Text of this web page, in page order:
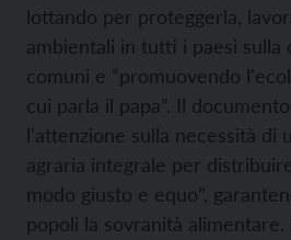
lottando per proteggerla,
ambientali in tutti i paesi sulla
comuni e “promuovendo
cui parla il papa”. Il
l'attenzione sulla necessità di
agraria integrale per
modo giusto e equo”,
popoli la sovranità